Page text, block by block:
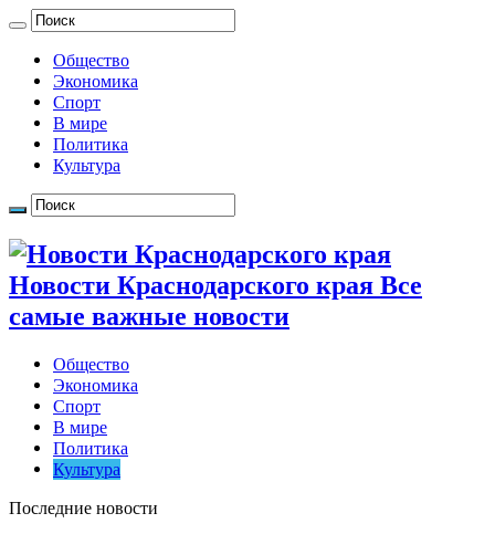
Общество
Экономика
Спорт
В мире
Политика
Культура
Новости Краснодарского края Все
самые важные новости
Общество
Экономика
Спорт
В мире
Политика
Культура
Последние новости